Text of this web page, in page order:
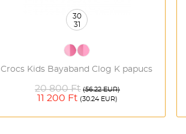
Crocs Kids Bayaband Clog K papucs
20 800 Ft (56.22 EUR)
11 200 Ft (30.24 EUR)
30
31